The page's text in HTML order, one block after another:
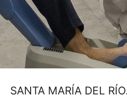
SANTA MARÍA DEL